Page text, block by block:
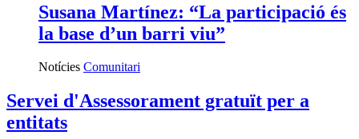
Susana Martínez: “La participació és
la base d’un barri viu”
Notícies Comunitari
Servei d'Assessorament gratuït per a
entitats